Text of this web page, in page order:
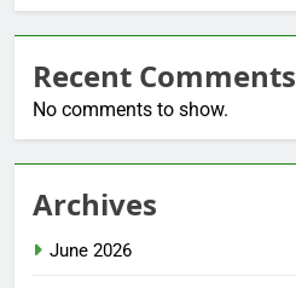
Recent Comments
No comments to show.
Archives
June 2026